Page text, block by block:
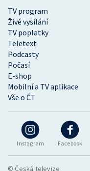
Instagram Facebook
TV program
Živé vysílání
TV poplatky
Teletext
Podcasty
Počasí
E-shop
Mobilní a TV aplikace
Vše o ČT
© Česká televize